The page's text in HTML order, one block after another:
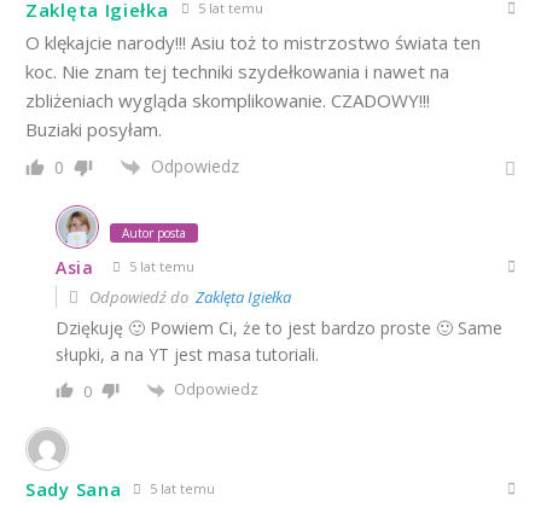
Zaklęta Igiełka 5 lat temu
O klękajcie narody!!! Asiu toż to mistrzostwo świata ten
koc. Nie znam tej techniki szydełkowania i nawet na
zbliżeniach wygląda skomplikowanie. CZADOWY!!!
Buziaki posyłam.
0 Odpowiedz
Autor posta
Asia 5 lat temu
Odpowiedź do Zaklęta Igiełka
Dziękuję 🙂 Powiem Ci, że to jest bardzo proste 🙂 Same
słupki, a na YT jest masa tutoriali.
0 Odpowiedz
Sady Sana 5 lat temu